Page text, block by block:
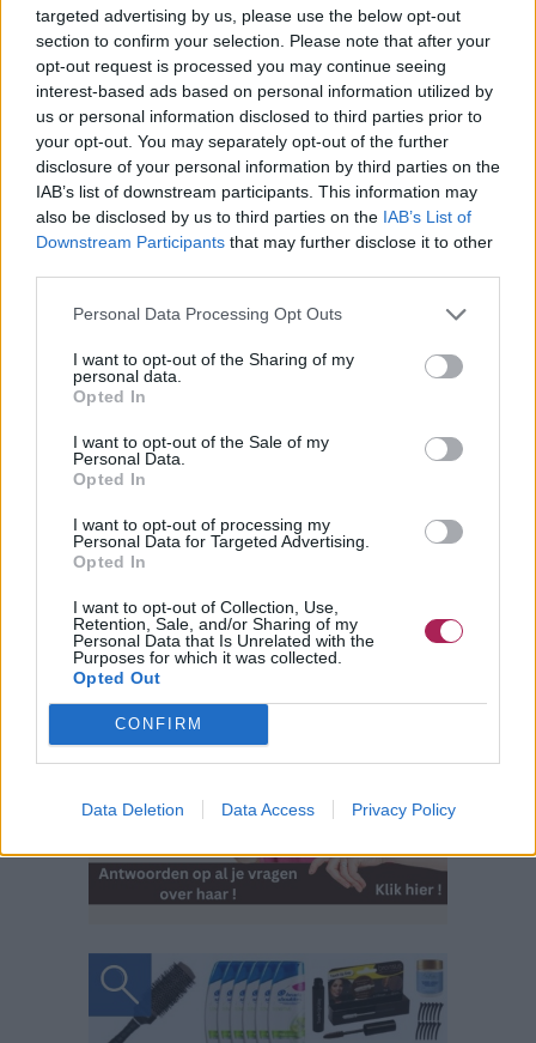
targeted advertising by us, please use the below opt-out
section to confirm your selection. Please note that after your
opt-out request is processed you may continue seeing
interest-based ads based on personal information utilized by
us or personal information disclosed to third parties prior to
your opt-out. You may separately opt-out of the further
disclosure of your personal information by third parties on the
IAB’s list of downstream participants. This information may
also be disclosed by us to third parties on the IAB’s List of
Downstream Participants that may further disclose it to other
Personal Data Processing Opt Outs
I want to opt-out of the Sharing of my
personal data.
Opted In
I want to opt-out of the Sale of my
Personal Data.
Opted In
I want to opt-out of processing my
Personal Data for Targeted Advertising.
Opted In
I want to opt-out of Collection, Use,
Retention, Sale, and/or Sharing of my
Personal Data that Is Unrelated with the
Purposes for which it was collected.
Opted Out
CONFIRM
Data Deletion Data Access Privacy Policy